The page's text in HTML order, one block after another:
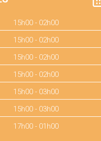
15h00 - 02h00
15h00 - 02h00
15h00 - 02h00
15h00 - 02h00
15h00 - 03h00
15h00 - 03h00
17h00 - 01h00